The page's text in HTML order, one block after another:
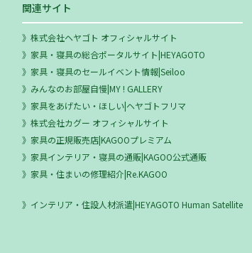
関連サイト
株式会社ヘヤゴト オフィシャルサイト
家具・寝具の総合ポータルサイト|HEYAGOTO
家具・寝具のセールイベント情報|Seiloo
みんなのお部屋自慢|MY ! GALLERY
家具をあげたい・ほしい|ヘヤゴトフリマ
株式会社カグー オフィシャルサイト
家具の正規販売店|KAGOOプレミアム
家具インテリア・寝具の通販|KAGOO公式通販
家具・住まいの修理紹介|Re.KAGOO
インテリア・住設人材派遣|HEYAGOTO Human Satellite